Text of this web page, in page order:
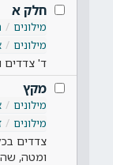
חלק א
מילונים
מילונים
ד' צדדים
מקץ
מילונים
מילונים
צדדים
ומטה,